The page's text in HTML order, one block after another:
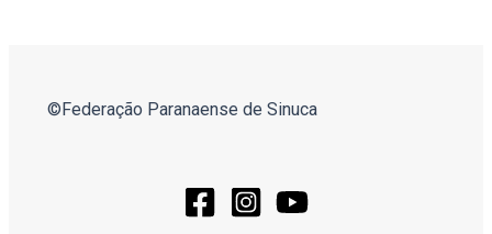
©Federação Paranaense de Sinuca